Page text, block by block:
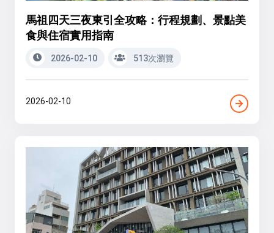
馬祖四天三夜東引全攻略：行程規劃、景點美
食與住宿實用指南
2026-02-10 513次瀏覽
2026-02-10